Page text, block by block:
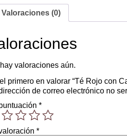
Valoraciones (0)
valoraciones aún.
primero en valorar “Té Rojo con
de correo electrónico no
*
*